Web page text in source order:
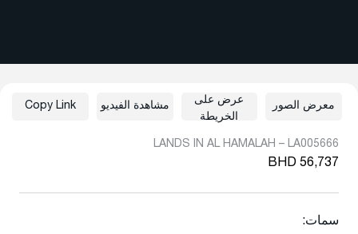
LANDS IN AL HAMALAH – LA005666
BHD 56,737
سمات:
معرض الصور
عرض على
الخريطة
مشاهدة الفيديو Copy Link